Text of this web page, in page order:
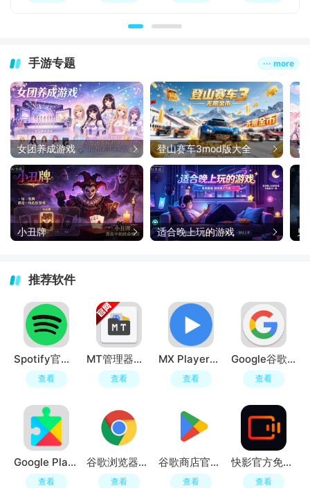
手游专题 ··· more
女团养成游戏
小丑牌
登山赛车3mod版大全
适合晚上玩的游戏
旮
鬼
推荐软件
Spotify官方正版app
查看
MT管理器官方正版
查看
MX Player安卓版本
查看
Google谷歌官方app
查看
Google Play服务最新版本
查看
谷歌浏览器手机版
查看
谷歌商店官方正版
查看
快影官方免费最新版
查看